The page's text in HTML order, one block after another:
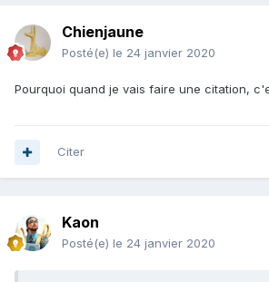
Chienjaune
Posté(e) le 24 janvier 2020
Pourquoi quand je vais faire une citation,
Citer
Kaon
Posté(e) le 24 janvier 2020